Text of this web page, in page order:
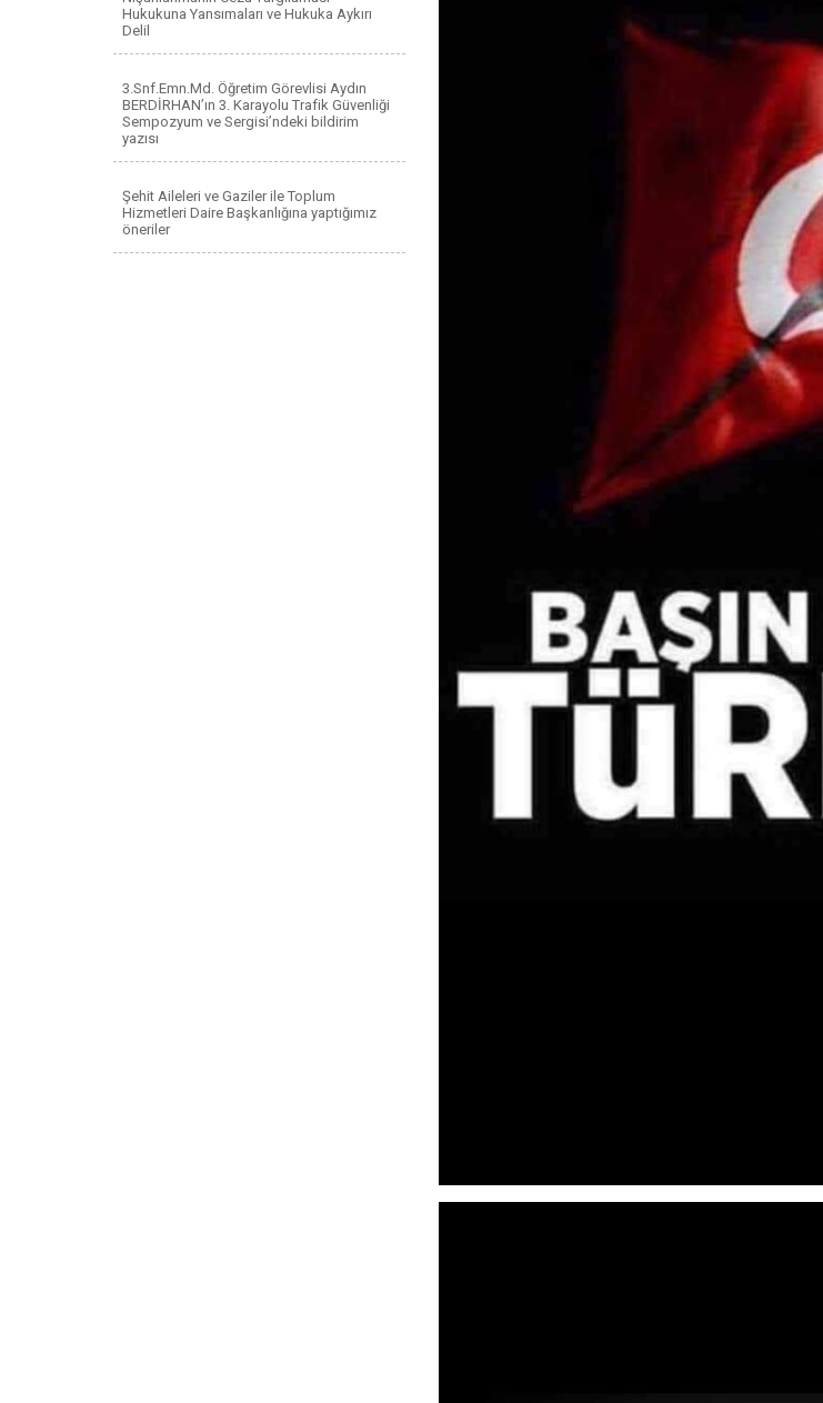
Hukukuna Yansımaları ve Hukuka Aykırı
Delil
3.Snf.Emn.Md. Öğretim Görevlisi Aydın
BERDİRHAN’ın 3. Karayolu Trafik Güvenliği
Sempozyum ve Sergisi’ndeki bildirim
yazısı
Şehit Aileleri ve Gaziler ile Toplum
Hizmetleri Daire Başkanlığına yaptığımız
öneriler